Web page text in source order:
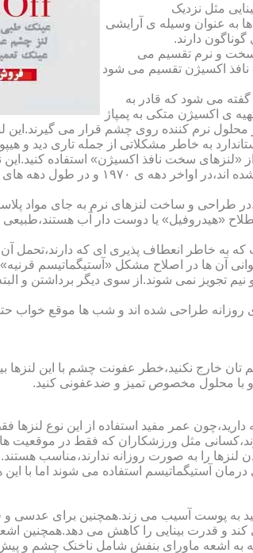
مثل نزدیک
به عنوان وسیله ی آرایشی
دارند.
سخت و نرم تقسیم می
اکسیژن تقسیم می شود
می شود که قادر به
ی اکسیژن متکی به پمپاژ
محلول نرم کننده روی چشم قرار می
به خاطر مشکلاتی از جمله تاری دید و
«لنزهای سخت نافذ اکسیژن» استفاده
طراحی و ساخت لنزهای نرم به جای مواد
«هیدروفیل» یا دوست دار آب
خاطر انعطاف پذیری ای که دارند،تحمل آن
آن ها در اصلاح مشکل «آستیگماتیسم
نیم تجویز نمی شوند.از سوی دیگر برداشتن و
طراحی شده اند و شب ها موقع خواب حتما
خارج نکنید،خطر عفونت چشم با این لنزها
و با محلول مخصوص تمیز و ضدعفونی کنید.
عمر مفید استفاده از این نوع لنزها
مثل ورزشکاران که فقط در موقعیت
را به صورت روزانه ندارند،مناسب هستند.
درمان آستیگماتیسم استفاده می شوند اما با
و قدرت بینایی را کاهش می دهد.همچنین
به اشعه ماورای بنفش شامل ناخنک چشم و